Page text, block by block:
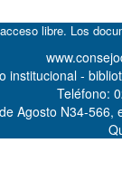
libre. Los
institucional -
Teléfono:
Agosto N34-566,